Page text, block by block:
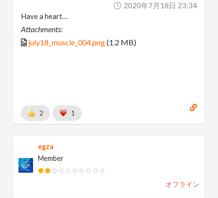
2020年7月18日 23:34
Have a heart…
Attachments:
july18_muscle_004.png(1.2 MB)
2 1
egza
Member
オフライン